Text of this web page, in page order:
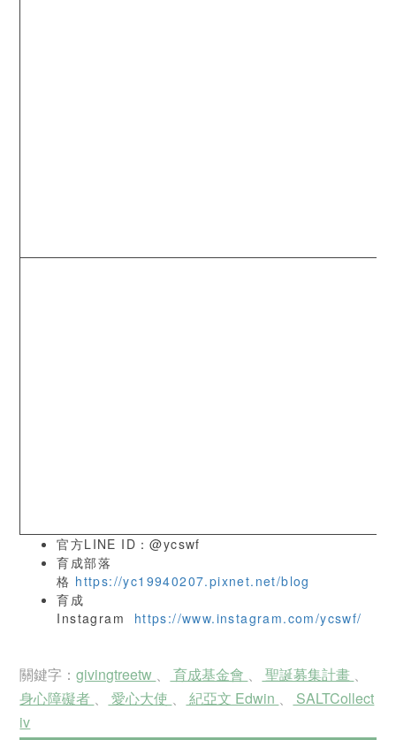
官方LINE ID：@ycswf
育成部落
格 https://yc19940207.pixnet.net/blog
育成
Instagram https://www.instagram.com/ycswf/
關鍵字：givingtreetw 、 育成基金會 、 聖誕募集計畫 、
身心障礙者 、 愛心大使 、 紀亞文 Edwin 、
SALTCollect
iv